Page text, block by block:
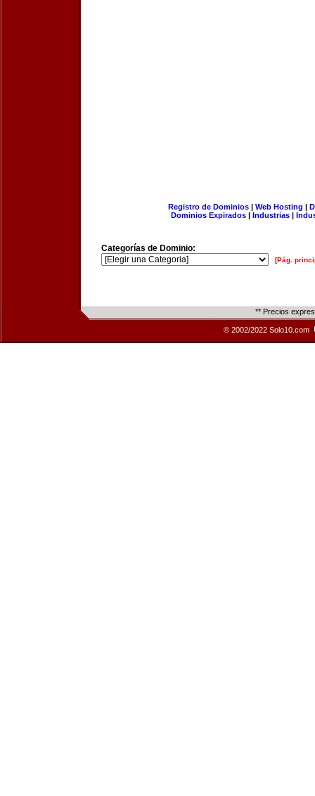
Registro de Dominios| Web Hosting |
Dominios Expirados | Industrias |
Categorías de Dominio:
[Pág.
** Precios
© 2002/2022 Solo10.com